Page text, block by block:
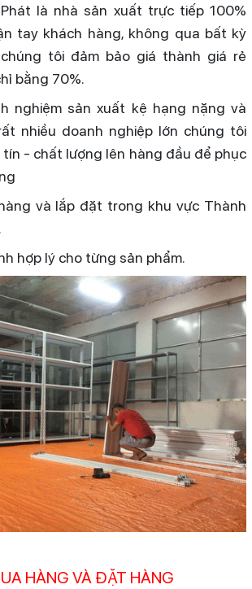
là nhà sản xuất trực tiếp 100%
tay khách hàng, không qua bất kỳ
tôi đảm bảo giá thành giá rẻ
bằng 70%.
nghiệm sản xuất kệ hạng nặng và
nhiều doanh nghiệp lớn chúng tôi
tín - chất lượng lên hàng đầu để phục
và lắp đặt trong khu vực Thành
hợp lý cho từng sản phẩm.
HÀNG VÀ ĐẶT HÀNG